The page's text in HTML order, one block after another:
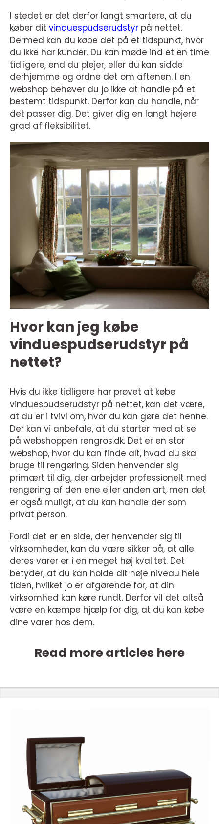
I stedet er det derfor langt smartere, at du
køber dit vinduespudserudstyr på nettet.
Dermed kan du købe det på et tidspunkt, hvor
du ikke har kunder. Du kan møde ind et en time
tidligere, end du plejer, eller du kan sidde
derhjemme og ordne det om aftenen. I en
webshop behøver du jo ikke at handle på et
bestemt tidspunkt. Derfor kan du handle, når
det passer dig. Det giver dig en langt højere
grad af fleksibilitet.
Hvor kan jeg købe
vinduespudserudstyr på
nettet?
Hvis du ikke tidligere har prøvet at købe
vinduespudserudstyr på nettet, kan det være,
at du er i tvivl om, hvor du kan gøre det henne.
Der kan vi anbefale, at du starter med at se
på webshoppen rengros.dk. Det er en stor
webshop, hvor du kan finde alt, hvad du skal
bruge til rengøring. Siden henvender sig
primært til dig, der arbejder professionelt med
rengøring af den ene eller anden art, men det
er også muligt, at du kan handle der som
privat person.
Fordi det er en side, der henvender sig til
virksomheder, kan du være sikker på, at alle
deres varer er i en meget høj kvalitet. Det
betyder, at du kan holde dit høje niveau hele
tiden, hvilket jo er afgørende for, at din
virksomhed kan køre rundt. Derfor vil det altså
være en kæmpe hjælp for dig, at du kan købe
dine varer hos dem.
Read more articles here